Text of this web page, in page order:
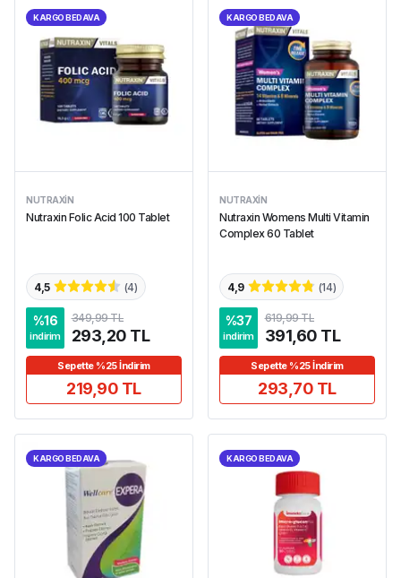
KARGO BEDAVA
NUTRAXIN
Nutraxin Folic Acid 100 Tablet
4,5 (4)
%16
indirim
349,99 TL
293,20 TL
Sepette %25 İndirim
219,90 TL
KARGO BEDAVA
NUTRAXIN
Nutraxin Womens Multi Vitamin
Complex 60 Tablet
4,9 (14)
%37
indirim
619,99 TL
391,60 TL
Sepette %25 İndirim
293,70 TL
KARGO BEDAVA KARGO BEDAVA